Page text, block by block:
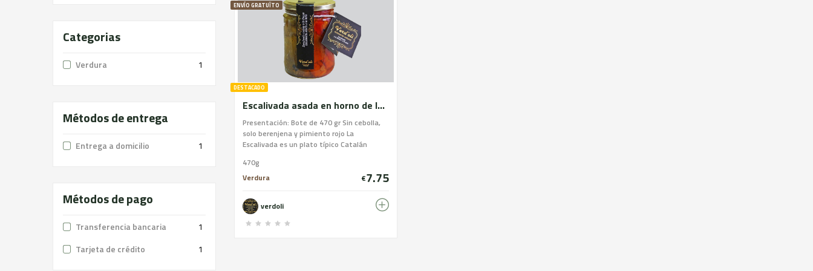
DESTACADO
ENVÍO GRATUÏTO
Escalivada asada en horno de leña
Presentación: Bote de 470 gr Sin cebolla,
solo berenjena y pimiento rojo La
Escalivada es un plato típico Catalán
regiones como Valencia, Murcia y Aragón.
470g
Verdura
€7.75
verdoli
Categorias
Verdura 1
Métodos de entrega
Entrega a domicilio 1
Métodos de pago
Transferencia bancaria
1
Tarjeta de crédito
1